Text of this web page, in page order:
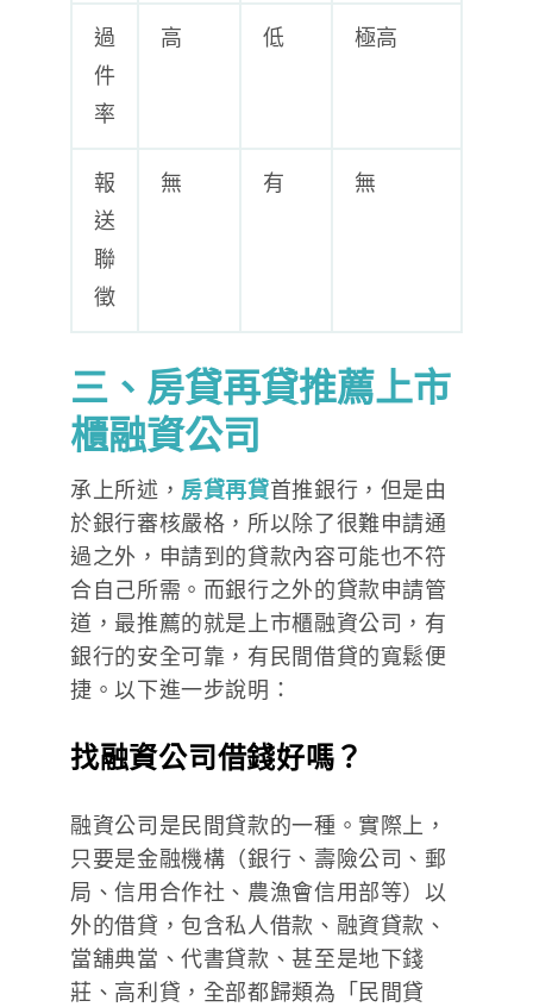
過
件
率
高 低 極高
報
送
聯
徵
無 有 無
三、 房貸再貸推薦上市
櫃融資公司
承上所述， 房貸再貸首推銀行，但是由
於銀行審核嚴格，所以除了很難申請通
過之外，申請到的貸款內容可能也不符
合自己所需。而銀行之外的貸款申請管
道，最推薦的就是上市櫃融資公司，有
銀行的安全可靠，有民間借貸的寬鬆便
捷。以下進一步說明：
找融資公司借錢好嗎？
融資公司是民間貸款的一種。實際上，
只要是金融機構（銀行、壽險公司、郵
局、信用合作社、農漁會信用部等）以
外的借貸，包含私人借款、融資貸款、
當舖典當、代書貸款、甚至是地下錢
莊、高利貸，全部都歸類為「民間貸